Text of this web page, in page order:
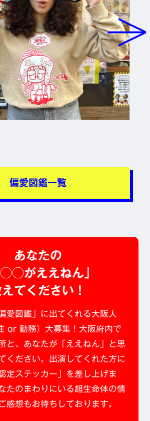
偏愛図鑑一覧
あなたの
がええねん」
てください！
愛図鑑」に出てくれる大阪人
or 勤務）大募集！大阪府内で
と、あなたが「ええねん」と思
ください。出演してくれた方に
定ステッカー」を差し上げま
たのまわりにいる超生命体の情
感想もお待ちしております。